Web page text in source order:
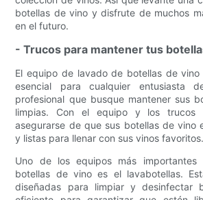
botellas de vino y disfrute de muchos
en el futuro.
- Trucos para mantener tus
El equipo de lavado de botellas de vino
esencial para cualquier entusiasta
profesional que busque mantener sus
limpias. Con el equipo y los trucos
asegurarse de que sus botellas de vino
y listas para llenar con sus vinos favoritos.
Uno de los equipos más
botellas de vino es el lavabotellas.
diseñadas para limpiar y desinfectar